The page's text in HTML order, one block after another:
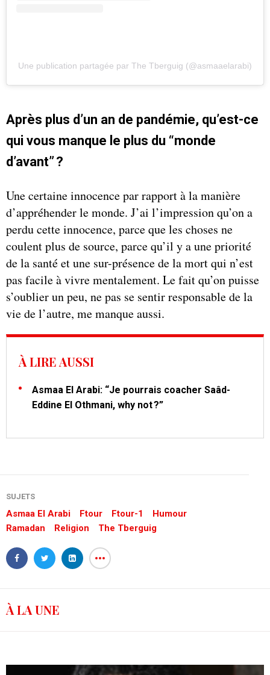
Une publication partagée par The Tberguig (@asmaaelarabi)
Après plus d’un an de pandémie, qu’est-ce
qui vous manque le plus du “monde
d’avant” ?
Une certaine innocence par rapport à la manière
d’appréhender le monde. J’ai l’impression qu’on a
perdu cette innocence, parce que les choses ne
coulent plus de source, parce qu’il y a une priorité
de la santé et une sur-présence de la mort qui n’est
pas facile à vivre mentalement. Le fait qu’on puisse
s’oublier un peu, ne pas se sentir responsable de la
vie de l’autre, me manque aussi.
À LIRE AUSSI
Asmaa El Arabi: “Je pourrais coacher Saâd-
Eddine El Othmani, why not ?”
SUJETS
Asmaa El Arabi Ftour Ftour-1
Humour
Ramadan
Religion The Tberguig
À LA UNE